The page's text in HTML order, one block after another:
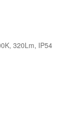
320Lm, IP54